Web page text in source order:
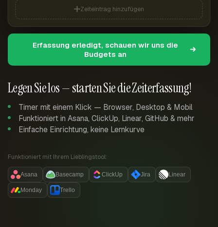
Legen Sie los — starten Sie die Zeiterfassung!
Timer mit einem Klick — Browser, Desktop & Mobil
Funktioniert in Asana, ClickUp, Linear, GitHub & mehr
Einfache Einrichtung, keine Lernkurve
Funktioniert mit Ihrem Lieblingstool:
Asana Basecamp ClickUp Jira Linear
Monday Trello
Zeiteintrag hinzufügen
Erfassung erledigt, schauen wir uns die
Budgets an